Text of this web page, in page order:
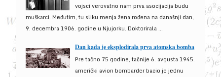
vojsci verovatno nam prva asocijacija budu
muškarci. Međutim, tu sliku menja žena rođena na današnji dan,
9. decembra 1906. godine u Njujorku. Doktorirala ...
Dan kada je eksplodirala prva atomska bomba
Pre tačno 75 godine, tačnije 6. avgusta 1945.
američki avion bombarder bacio je jednu